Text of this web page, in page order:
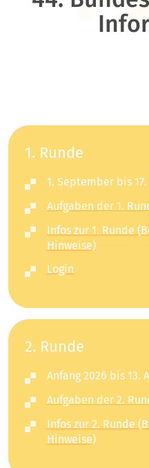
1. Runde
1. September bis
Aufgaben der 1.
Infos zur 1. Runde
Hinweise)
Login
2. Runde
Anfang 2026 bis 13.
Aufgaben der 2.
Infos zur 2. Runde
Hinweise)